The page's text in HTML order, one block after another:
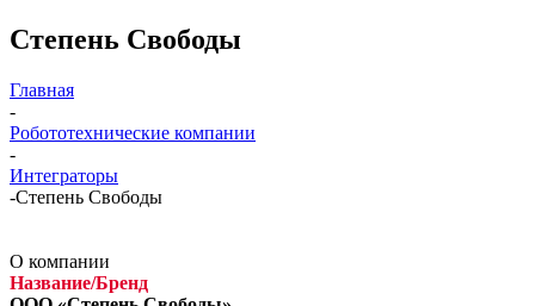
Степень Свободы
Главная
-
Робототехнические компании
-
Интеграторы
-Степень Свободы
О компании
Название/Бренд